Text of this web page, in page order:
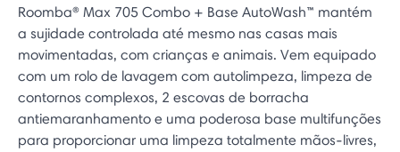
Roomba® Max 705 Combo + Base AutoWash™ mantém
a sujidade controlada até mesmo nas casas mais
movimentadas, com crianças e animais. Vem equipado
com um rolo de lavagem com autolimpeza, limpeza de
contornos complexos, 2 escovas de borracha
antiemaranhamento e uma poderosa base multifunções
para proporcionar uma limpeza totalmente mãos-livres,